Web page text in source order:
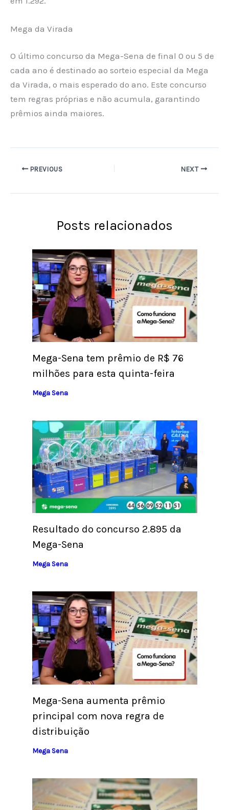
Mega da Virada
O último concurso da Mega-Sena de final 0 ou 5 de
cada ano é destinado ao sorteio especial da Mega
da Virada, o mais esperado do ano. Este concurso
tem regras próprias e não acumula, garantindo
prêmios ainda maiores.
PREVIOUS NEXT
Posts relacionados
Mega-Sena tem prêmio de R$ 76
milhões para esta quinta-feira
Mega Sena
Resultado do concurso 2.895 da
Mega-Sena
Mega Sena
Mega-Sena aumenta prêmio
principal com nova regra de
distribuição
Mega Sena